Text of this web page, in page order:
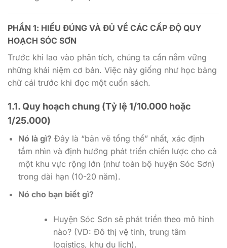
PHẦN 1: HIỂU ĐÚNG VÀ ĐỦ VỀ CÁC CẤP ĐỘ QUY
HOẠCH SÓC SƠN
Trước khi lao vào phân tích, chúng ta cần nắm vững
những khái niệm cơ bản. Việc này giống như học bảng
chữ cái trước khi đọc một cuốn sách.
1.1. Quy hoạch chung (Tỷ lệ 1/10.000 hoặc
1/25.000)
Nó là gì? Đây là “bản vẽ tổng thể” nhất, xác định
tầm nhìn và định hướng phát triển chiến lược cho cả
một khu vực rộng lớn (như toàn bộ huyện Sóc Sơn)
trong dài hạn (10-20 năm).
Nó cho bạn biết gì?
Huyện Sóc Sơn sẽ phát triển theo mô hình
nào? (VD: Đô thị vệ tinh, trung tâm
logistics, khu du lịch).